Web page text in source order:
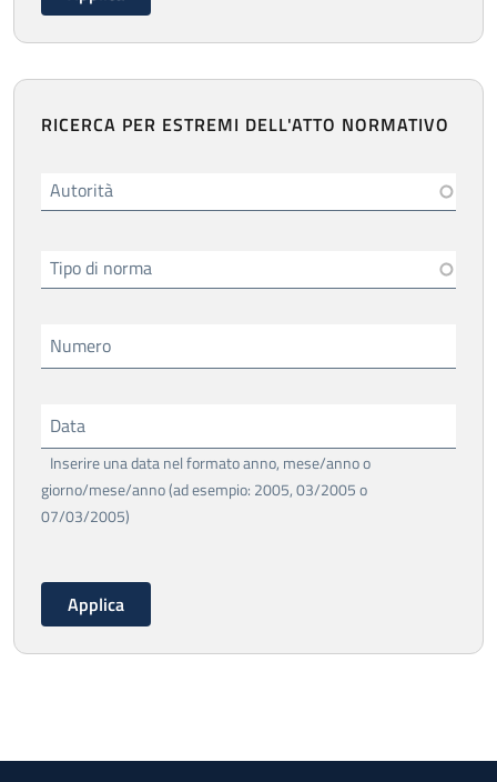
RICERCA PER ESTREMI DELL'ATTO NORMATIVO
Autorità
Tipo di norma
Numero
Data
Inserire una data nel formato anno, mese/anno o
giorno/mese/anno (ad esempio: 2005, 03/2005 o
07/03/2005)